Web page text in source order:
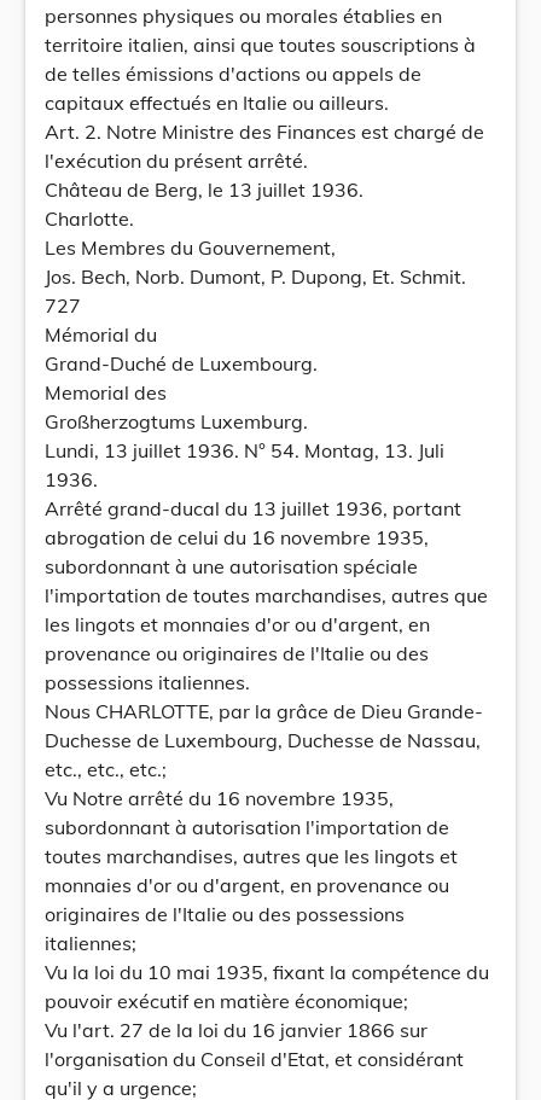
personnes physiques ou morales établies en
territoire italien, ainsi que toutes souscriptions à
de telles émissions d'actions ou appels de
capitaux effectués en Italie ou ailleurs.
Art. 2. Notre Ministre des Finances est chargé de
l'exécution du présent arrêté.
Château de Berg, le 13 juillet 1936.
Charlotte.
Les Membres du Gouvernement,
Jos. Bech, Norb. Dumont, P. Dupong, Et. Schmit.
727
Mémorial du
Grand-Duché de Luxembourg.
Memorial des
Großherzogtums Luxemburg.
Lundi, 13 juillet 1936. N° 54. Montag, 13. Juli
1936.
Arrêté grand-ducal du 13 juillet 1936, portant
abrogation de celui du 16 novembre 1935,
subordonnant à une autorisation spéciale
l'importation de toutes marchandises, autres que
les lingots et monnaies d'or ou d'argent, en
provenance ou originaires de l'Italie ou des
possessions italiennes.
Nous CHARLOTTE, par la grâce de Dieu Grande-
Duchesse de Luxembourg, Duchesse de Nassau,
etc., etc., etc.;
Vu Notre arrêté du 16 novembre 1935,
subordonnant à autorisation l'importation de
toutes marchandises, autres que les lingots et
monnaies d'or ou d'argent, en provenance ou
originaires de l'Italie ou des possessions
italiennes;
Vu la loi du 10 mai 1935, fixant la compétence du
pouvoir exécutif en matière économique;
Vu l'art. 27 de la loi du 16 janvier 1866 sur
l'organisation du Conseil d'Etat, et considérant
qu'il y a urgence;